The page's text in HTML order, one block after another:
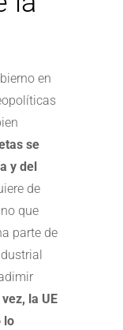
en
se
y del
de
que
parte de
la UE
lo